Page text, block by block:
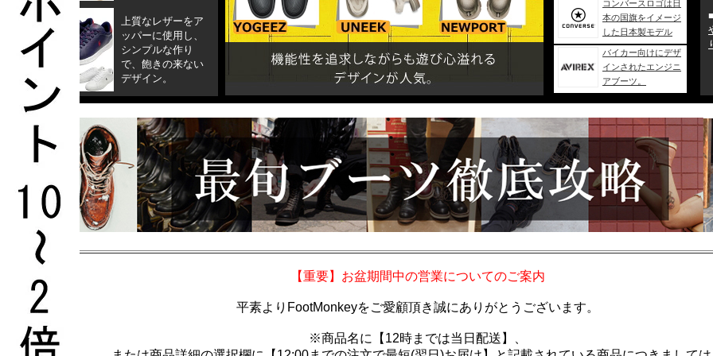
【重要】お盆期間中の営業についてのご案内
平素よりFootMonkeyをご愛顧頂き誠にありがとうございます。
※商品名に【12時までは当日配送】、